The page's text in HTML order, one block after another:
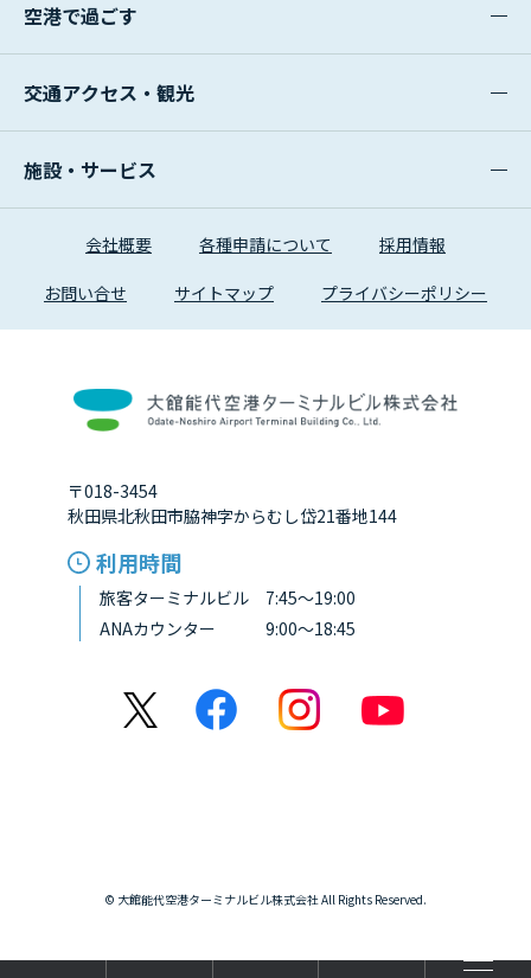
空港で過ごす
交通アクセス・観光
施設・サービス
会社概要 各種申請について 採用情報
お問い合せ サイトマップ プライバシーポリシー
〒018-3454
秋田県北秋田市脇神字からむし岱21番地144
利用時間
旅客ターミナルビル 7:45～19:00
ANAカウンター 9:00～18:45
© 大館能代空港ターミナルビル株式会社 All Rights Reserved.